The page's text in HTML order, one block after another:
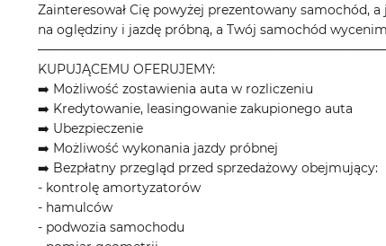
Zainteresował Cię powyżej prezentowany samochód, a
na oględziny i jazdę próbną, a Twój samochód
KUPUJĄCEMU OFERUJEMY:
➡️ Możliwość zostawienia auta w rozliczeniu
➡️ Kredytowanie, leasingowanie zakupionego auta
➡️ Ubezpieczenie
➡️ Możliwość wykonania jazdy próbnej
➡️ Bezpłatny przegląd przed sprzedażowy obejmujący:
- kontrolę amortyzatorów
- hamulców
- podwozia samochodu